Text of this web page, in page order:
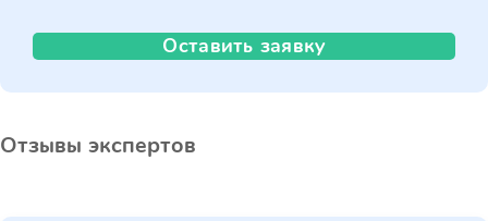
Оставить заявку
Отзывы экспертов